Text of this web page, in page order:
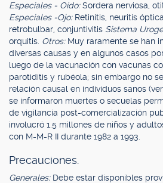
Especiales - Oído:Sordera nerviosa,
Especiales -Ojo: Retinitis, neuritis
retrobulbar, conjuntivitis Sistema
orquitis. Otros: Muy raramente se han
diversas causas y en algunos casos
luego de la vacunación con vacunas
parotiditis y rubéola; sin embargo no
relación causal en individuos sanos
se informaron muertes o secuelas
de vigilancia post-comercialización
involucró 1.5 millones de niños y
con M-M-R II durante 1982 a 1993.
Precauciones.
Generales: Debe estar disponibles